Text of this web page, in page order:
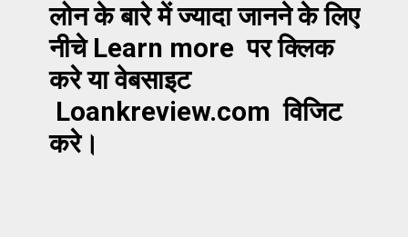
लोन के बारे में ज्यादा जानने के लिए
नीचे Learn more पर क्लिक
करे या वेबसाइट
Loankreview.com विजिट
करे।